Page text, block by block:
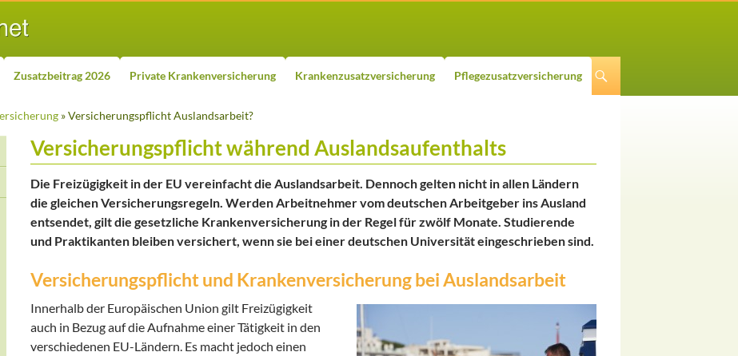
Zusatzbeitrag 2026 Private Krankenversicherung Krankenzusatzversicherung Pflegezusatzversicherung
» Versicherungspflicht Auslandsarbeit?
Versicherungspflicht während Auslandsaufenthalts
Die Freizügigkeit in der EU vereinfacht die Auslandsarbeit. Dennoch gelten nicht in allen Ländern
die gleichen Versicherungsregeln. Werden Arbeitnehmer vom deutschen Arbeitgeber ins Ausland
entsendet, gilt die gesetzliche Krankenversicherung in der Regel für zwölf Monate. Studierende
und Praktikanten bleiben versichert, wenn sie bei einer deutschen Universität eingeschrieben sind.
Versicherungspflicht und Krankenversicherung bei Auslandsarbeit
Innerhalb der Europäischen Union gilt Freizügigkeit
auch in Bezug auf die Aufnahme einer Tätigkeit in den
verschiedenen EU-Ländern. Es macht jedoch einen